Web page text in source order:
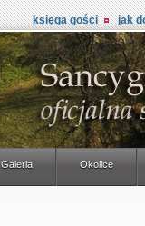
księga gości jak
Galeria Okolice